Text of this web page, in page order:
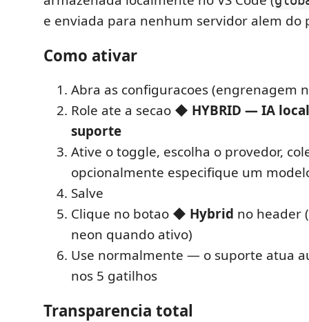
e enviada para nenhum servidor alem do
Como ativar
Abra as configuracoes (engrenagem
Role ate a secao ◆ HYBRID — IA
suporte
Ative o toggle, escolha o provedor,
opcionalmente especifique um
Salve
Clique no botao ◆ Hybrid no header
neon quando ativo)
Use normalmente — o suporte atua
nos 5 gatilhos
Transparencia total